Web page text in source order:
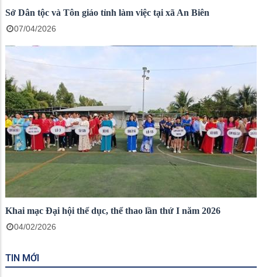
Sở Dân tộc và Tôn giáo tỉnh làm việc tại xã An Biên
07/04/2026
Khai mạc Đại hội thể dục, thể thao lần thứ I năm 2026
04/02/2026
TIN MỚI